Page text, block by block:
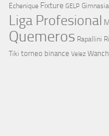
Echenique Fixture GELP Gimnasia
Liga Profesional
Quemeros Rapallini
Tiki torneo binance Velez